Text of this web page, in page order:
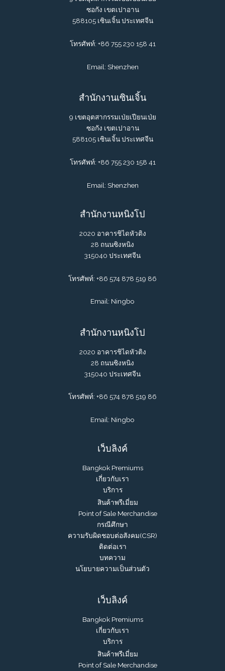
ซอกัง เขตเปาอาน
588105 เซินเจิ้น ประเทศจีน
โทรศัพท์: +86 755 230 158 41
Email: Shenzhen
สำนักงานเซินเจิ้น
9 เขตอุตสากรรมเป่ยเปียนเป่ย
ซอกัง เขตเปาอาน
588105 เซินเจิ้น ประเทศจีน
โทรศัพท์: +86 755 230 158 41
Email: Shenzhen
สำนักงานหนิงโป
2020 อาคารชิไดหัวติง
28 ถนนซิงหนิง
315040 ประเทศจีน
โทรศัพท์: +86 574 878 519 86
Email: Ningbo
สำนักงานหนิงโป
2020 อาคารชิไดหัวติง
28 ถนนซิงหนิง
315040 ประเทศจีน
โทรศัพท์: +86 574 878 519 86
Email: Ningbo
เว็บลิงค์
Bangkok Premiums
เกี่ยวกับเรา
บริการ
สินค้าพรีเมี่ยม
Point of Sale Merchandise
กรณีศึกษา
ความรับผิดชอบต่อสังคม(CSR)
ติดต่อเรา
บทความ
นโยบายความเป็นส่วนตัว
เว็บลิงค์
Bangkok Premiums
เกี่ยวกับเรา
บริการ
สินค้าพรีเมี่ยม
Point of Sale Merchandise